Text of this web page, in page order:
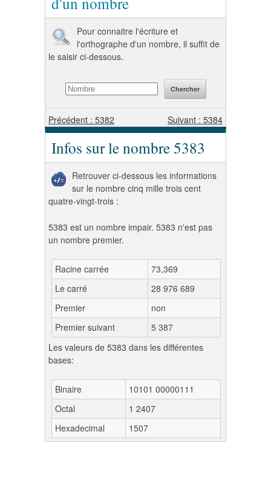
Pour connaitre l'écriture et
l'orthographe d'un nombre, il suffit de
le saisir ci-dessous.
Précédent : 5382 Suivant : 5384
Infos sur le nombre 5383
Retrouver ci-dessous les informations
sur le nombre cinq mille trois cent
quatre-vingt-trois :
5383 est un nombre impair. 5383 n'est pas
un nombre premier.
Racine carrée
73,369
Le carré
28 976 689
Premier
non
Premier suivant
5 387
Les valeurs de 5383 dans les différentes
bases:
Binaire
10101 00000111
Octal
1 2407
Hexadecimal
1507